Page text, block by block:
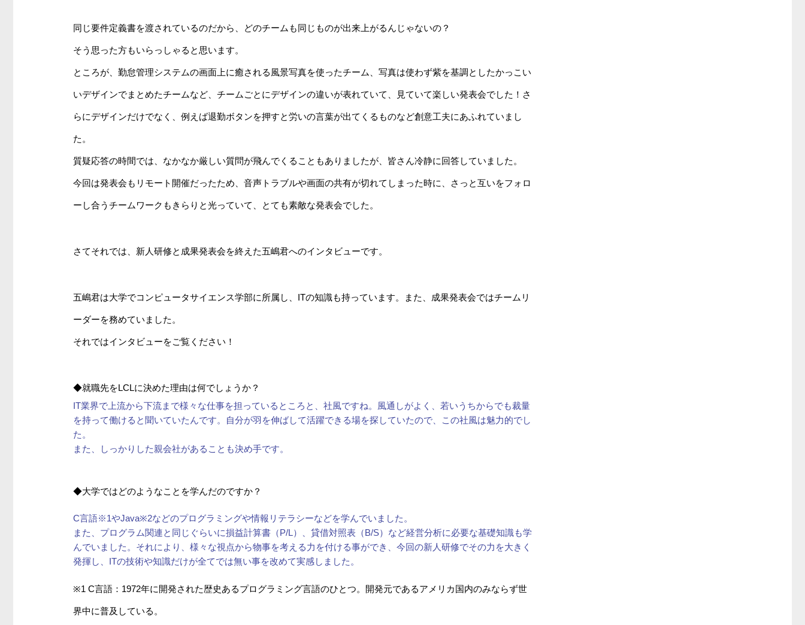
同じ要件定義書を渡されているのだから、どのチームも同じものが出来上がるんじゃないの？
そう思った方もいらっしゃると思います。
ところが、勤怠管理システムの画面上に癒される風景写真を使ったチーム、写真は使わず紫を基調としたかっこい
いデザインでまとめたチームなど、チームごとにデザインの違いが表れていて、見ていて楽しい発表会でした！さ
らにデザインだけでなく、例えば退勤ボタンを押すと労いの言葉が出てくるものなど創意工夫にあふれていまし
た。
質疑応答の時間では、なかなか厳しい質問が飛んでくることもありましたが、皆さん冷静に回答していました。
今回は発表会もリモート開催だったため、音声トラブルや画面の共有が切れてしまった時に、さっと互いをフォロ
ーし合うチームワークもきらりと光っていて、とても素敵な発表会でした。
さてそれでは、新人研修と成果発表会を終えた五嶋君へのインタビューです。
五嶋君は大学でコンピュータサイエンス学部に所属し、ITの知識も持っています。また、成果発表会ではチームリ
ーダーを務めていました。
それではインタビューをご覧ください！
◆就職先をLCLに決めた理由は何でしょうか？
IT業界で上流から下流まで様々な仕事を担っているところと、社風ですね。風通しがよく、若いうちからでも裁量
を持って働けると聞いていたんです。自分が羽を伸ばして活躍できる場を探していたので、この社風は魅力的でし
た。
また、しっかりした親会社があることも決め手です。
◆大学ではどのようなことを学んだのですか？
C言語※1やJava※2などのプログラミングや情報リテラシーなどを学んでいました。
また、プログラム関連と同じぐらいに損益計算書（P/L）、貸借対照表（B/S）など経営分析に必要な基礎知識も学
んでいました。それにより、様々な視点から物事を考える力を付ける事ができ、今回の新人研修でその力を大きく
発揮し、ITの技術や知識だけが全てでは無い事を改めて実感しました。
※1 C言語：1972年に開発された歴史あるプログラミング言語のひとつ。開発元であるアメリカ国内のみならず世
界中に普及している。